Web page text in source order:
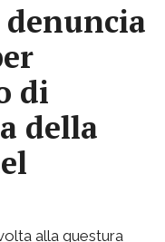
di
della
alla questura